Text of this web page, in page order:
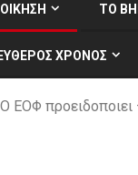
ΤΟ
ΧΡΟΝΟΣ
Ο ΕΟΦ